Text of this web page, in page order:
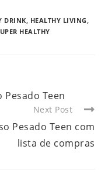
DRINK, HEALTHY LIVING,
HEALTHY
Pesado Teen
Next Post
Pesado Teen com
lista de compras